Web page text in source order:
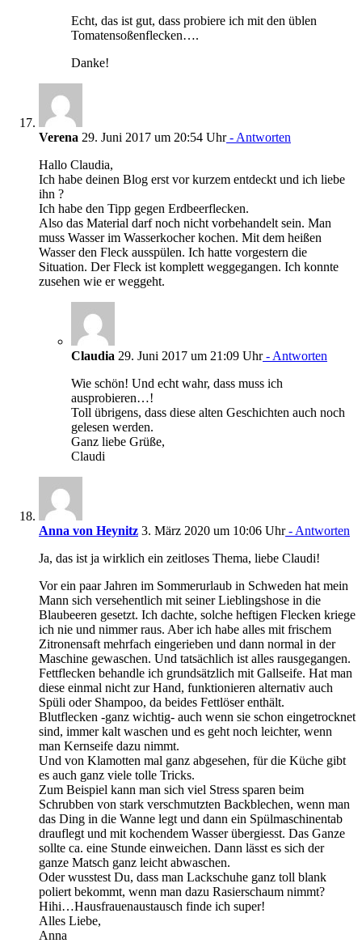
Echt, das ist gut, dass probiere ich mit den üblen
Tomatensoßenflecken….
Danke!
Verena 29. Juni 2017 um 20:54 Uhr- Antworten
Hallo Claudia,
Ich habe deinen Blog erst vor kurzem entdeckt und ich liebe
ihn ?
Ich habe den Tipp gegen Erdbeerflecken.
Also das Material darf noch nicht vorbehandelt sein. Man
muss Wasser im Wasserkocher kochen. Mit dem heißen
Wasser den Fleck ausspülen. Ich hatte vorgestern die
Situation. Der Fleck ist komplett weggegangen. Ich konnte
zusehen wie er weggeht.
Claudia 29. Juni 2017 um 21:09 Uhr- Antworten
Wie schön! Und echt wahr, dass muss ich
ausprobieren…!
Toll übrigens, dass diese alten Geschichten auch noch
gelesen werden.
Ganz liebe Grüße,
Claudi
Anna von Heynitz 3. März 2020 um 10:06 Uhr- Antworten
Ja, das ist ja wirklich ein zeitloses Thema, liebe Claudi!
Vor ein paar Jahren im Sommerurlaub in Schweden hat mein
Mann sich versehentlich mit seiner Lieblingshose in die
Blaubeeren gesetzt. Ich dachte, solche heftigen Flecken kriege
ich nie und nimmer raus. Aber ich habe alles mit frischem
Zitronensaft mehrfach eingerieben und dann normal in der
Maschine gewaschen. Und tatsächlich ist alles rausgegangen.
Fettflecken behandle ich grundsätzlich mit Gallseife. Hat man
diese einmal nicht zur Hand, funktionieren alternativ auch
Spüli oder Shampoo, da beides Fettlöser enthält.
Blutflecken -ganz wichtig- auch wenn sie schon eingetrocknet
sind, immer kalt waschen und es geht noch leichter, wenn
man Kernseife dazu nimmt.
Und von Klamotten mal ganz abgesehen, für die Küche gibt
es auch ganz viele tolle Tricks.
Zum Beispiel kann man sich viel Stress sparen beim
Schrubben von stark verschmutzten Backblechen, wenn man
das Ding in die Wanne legt und dann ein Spülmaschinentab
drauflegt und mit kochendem Wasser übergiesst. Das Ganze
sollte ca. eine Stunde einweichen. Dann lässt es sich der
ganze Matsch ganz leicht abwaschen.
Oder wusstest Du, dass man Lackschuhe ganz toll blank
poliert bekommt, wenn man dazu Rasierschaum nimmt?
Hihi…Hausfrauenaustausch finde ich super!
Alles Liebe,
Anna